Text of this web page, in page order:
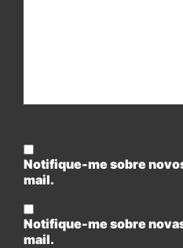
Notifique-me sobre
mail.
Notifique-me sobre
mail.